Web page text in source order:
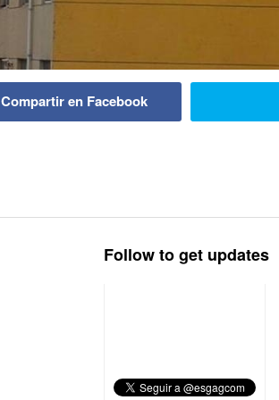
Compartir en Facebook
Follow to get updates